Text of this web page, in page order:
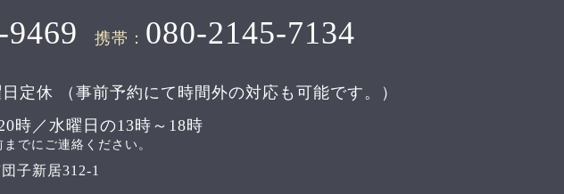
9469 携帯： 080-2145-7134
定休
（事前予約にて時間外の対応も可能です。）
時／水曜日の13時～18時
でにご連絡ください。
子新居312-1